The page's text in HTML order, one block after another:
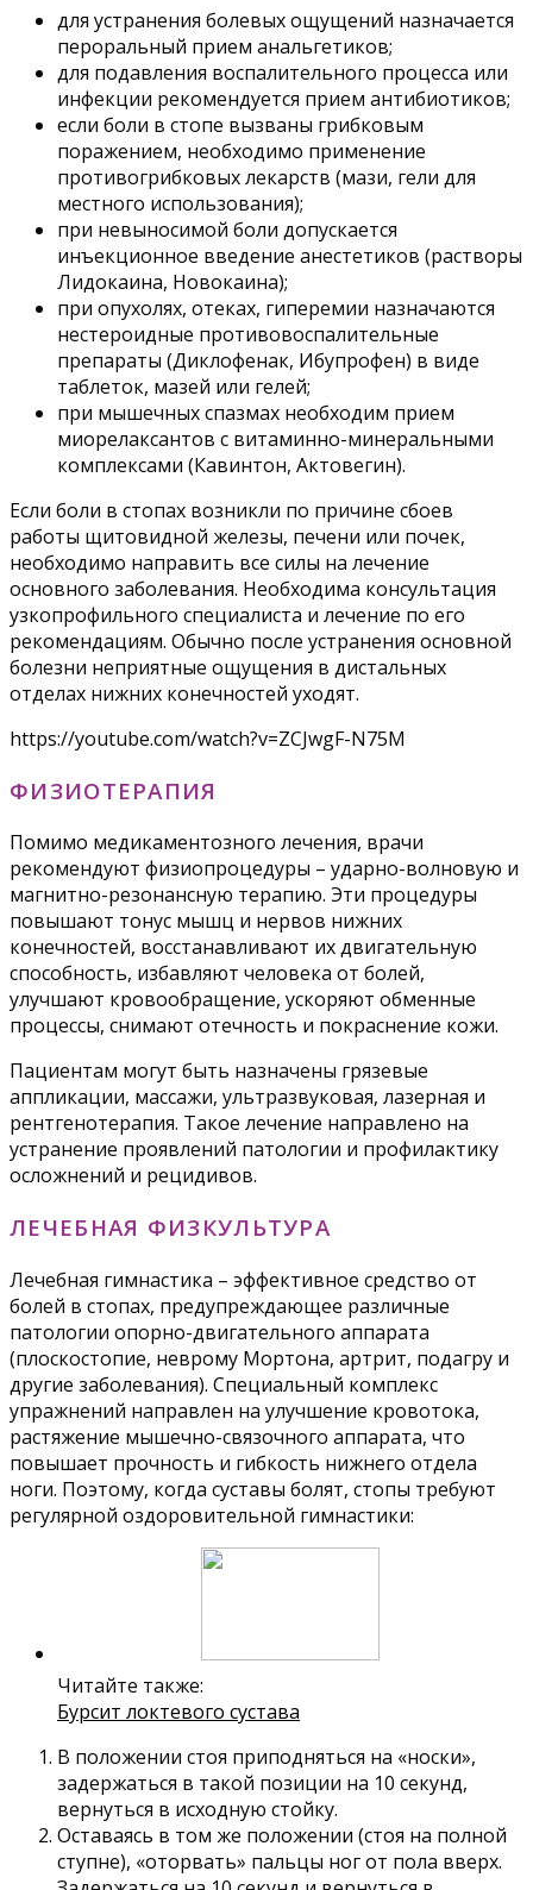
для устранения болевых ощущений назначается
пероральный прием анальгетиков;
для подавления воспалительного процесса или
инфекции рекомендуется прием антибиотиков;
если боли в стопе вызваны грибковым
поражением, необходимо применение
противогрибковых лекарств (мази, гели для
местного использования);
при невыносимой боли допускается
инъекционное введение анестетиков (растворы
Лидокаина, Новокаина);
при опухолях, отеках, гиперемии назначаются
нестероидные противовоспалительные
препараты (Диклофенак, Ибупрофен) в виде
таблеток, мазей или гелей;
при мышечных спазмах необходим прием
миорелаксантов с витаминно-минеральными
комплексами (Кавинтон, Актовегин).
Если боли в стопах возникли по причине сбоев
работы щитовидной железы, печени или почек,
необходимо направить все силы на лечение
основного заболевания. Необходима консультация
узкопрофильного специалиста и лечение по его
рекомендациям. Обычно после устранения основной
болезни неприятные ощущения в дистальных
отделах нижних конечностей уходят.
https://youtube.com/watch?v=ZCJwgF-N75M
ФИЗИОТЕРАПИЯ
Помимо медикаментозного лечения, врачи
рекомендуют физиопроцедуры – ударно-волновую и
магнитно-резонансную терапию. Эти процедуры
повышают тонус мышц и нервов нижних
конечностей, восстанавливают их двигательную
способность, избавляют человека от болей,
улучшают кровообращение, ускоряют обменные
процессы, снимают отечность и покраснение кожи.
Пациентам могут быть назначены грязевые
аппликации, массажи, ультразвуковая, лазерная и
рентгенотерапия. Такое лечение направлено на
устранение проявлений патологии и профилактику
осложнений и рецидивов.
ЛЕЧЕБНАЯ ФИЗКУЛЬТУРА
Лечебная гимнастика – эффективное средство от
болей в стопах, предупреждающее различные
патологии опорно-двигательного аппарата
(плоскостопие, неврому Мортона, артрит, подагру и
другие заболевания). Специальный комплекс
упражнений направлен на улучшение кровотока,
растяжение мышечно-связочного аппарата, что
повышает прочность и гибкость нижнего отдела
ноги. Поэтому, когда суставы болят, стопы требуют
регулярной оздоровительной гимнастики:
Читайте также:
Бурсит локтевого сустава
В положении стоя приподняться на «носки»,
задержаться в такой позиции на 10 секунд,
вернуться в исходную стойку.
Оставаясь в том же положении (стоя на полной
ступне), «оторвать» пальцы ног от пола вверх.